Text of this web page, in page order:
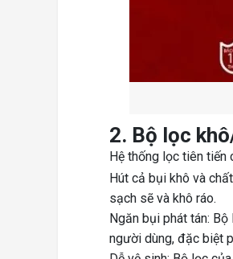
2. Bộ lọc
Hệ thống lọc tiên tiến
Hút cả bụi khô và
sạch sẽ và khô ráo.
Ngăn bụi phát tán:
người dùng, đặc biệt